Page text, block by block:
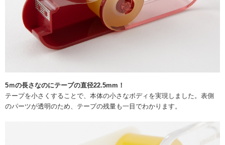
5ｍの長さなのにテープの直径22.5mm！
テープを小さくすることで、本体の小さなボディを実現しました。表側
のパーツが透明のため、テープの残量も一目でわかります。